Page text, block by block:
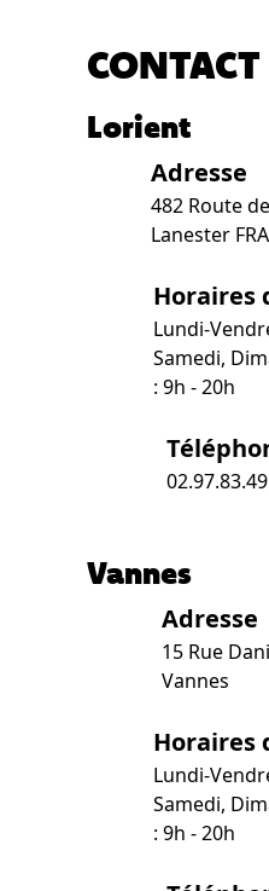
Lorient
Adresse
482 Route
Lanester
Horaires
Lundi-
Samedi,
: 9h - 20h
Vannes
Adresse
15 Rue
Vannes
Horaires
Lundi-
Samedi,
: 9h - 20h